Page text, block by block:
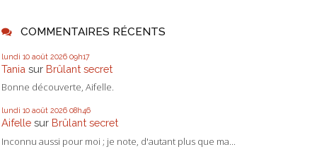
COMMENTAIRES RÉCENTS
lundi 10 août 2026 09h17
Tania sur Brûlant secret
Bonne découverte, Aifelle.
lundi 10 août 2026 08h46
Aifelle sur Brûlant secret
Inconnu aussi pour moi ; je note, d'autant plus que ma...